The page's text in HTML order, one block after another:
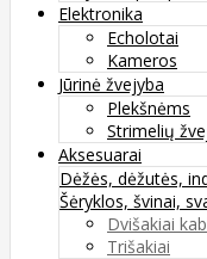
Elektronika
Echolotai
Kameros
Jūrinė žvejyba
Plekšnėms
Strimelių
Aksesuarai
Dėžės, dėžutės,
Šėryklos, švinai,
Dvišakiai
Trišakiai